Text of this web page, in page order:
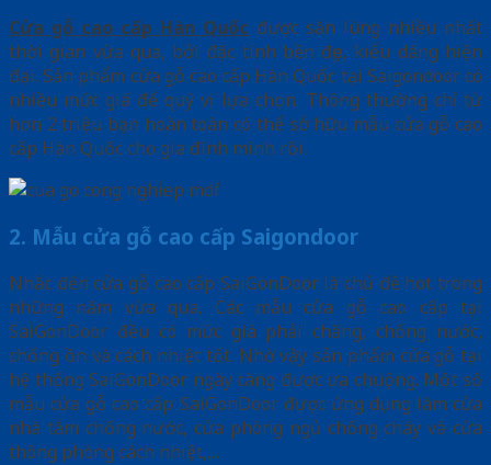
Cửa gỗ cao cấp Hàn Quốc được săn lùng nhiều nhất
thời gian vừa qua, bởi đặc tính bền đẹp, kiểu dáng hiện
đại. Sản phẩm cửa gỗ cao cấp Hàn Quốc tại Saigondoor có
nhiều mức giá để quý vị lựa chọn. Thông thường chỉ từ
hơn 2 triệu bạn hoàn toàn có thể sở hữu mẫu cửa gỗ cao
cấp Hàn Quốc cho gia đình mình rồi.
2. Mẫu cửa gỗ cao cấp Saigondoor
Nhắc đến cửa gỗ cao cấp SaiGonDoor là chủ đề hot trong
những năm vừa qua. Các mẫu cửa gỗ cao cấp tại
SaiGonDoor đều có mức giá phải chăng, chống nước,
chống ồn và cách nhiệt tốt. Nhờ vậy sản phẩm cửa gỗ tại
hệ thống SaiGonDoor ngày càng được ưa chuộng. Một số
mẫu cửa gỗ cao cấp SaiGonDoor được ứng dụng làm cửa
nhà tắm chống nước, cửa phòng ngủ chống cháy và cửa
thông phòng cách nhiệt,…